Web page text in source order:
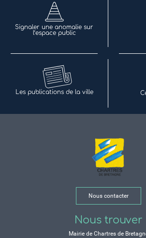
Signaler une anomalie sur
l’espace public
Les publications de la ville
Nous contacter
Nous trouver
Mairie de Chartres de